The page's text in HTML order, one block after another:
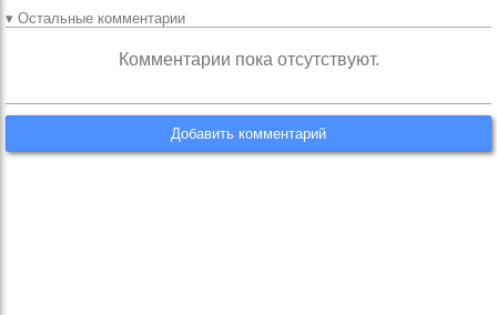
▾ Остальные комментарии
Комментарии пока отсутствуют.
Добавить комментарий